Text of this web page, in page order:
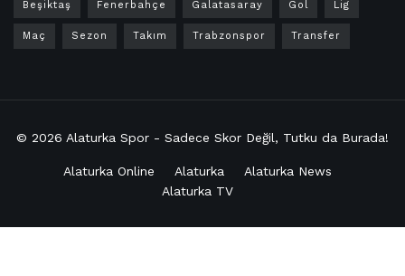
Beşiktaş Fenerbahçe Galatasaray Gol Lig
Maç Sezon Takım Trabzonspor Transfer
© 2026 Alaturka Spor - Sadece Skor Değil, Tutku da Burada!
Alaturka Online Alaturka
Alaturka News
Alaturka TV